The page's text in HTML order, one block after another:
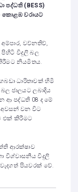
පද්ධති (BESS)
කොළඹ වරායට
වව්නතිව්,
පිහිටි විදුලි බල
නියමිතය.
ධාරිතාවක් හිමි
ජාලයට ලබාදිය
ආ පද්ධති 08 ද මේ
අවසන් වන විට
එක් කිරීමට
ආරක්ෂාව
විශ්වාසනීය විදුලි
පියවරක් වේ.